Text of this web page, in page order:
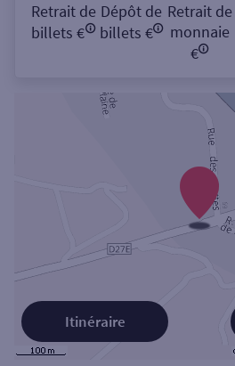
Retrait de
billets €
Dépôt de
billets €
Retrait de
monnaie
€
Itinéraire